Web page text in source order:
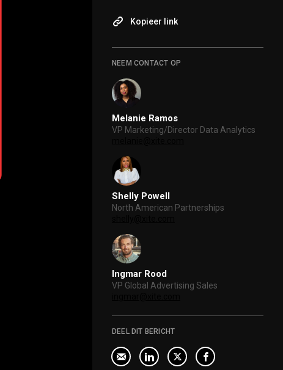
Kopieer link
NEEM CONTACT OP
Melanie Ramos
VP Marketing/Director Data Analytics
Shelly Powell
North American Partnerships
Ingmar Rood
VP Global Advertising Sales
DEEL DIT BERICHT